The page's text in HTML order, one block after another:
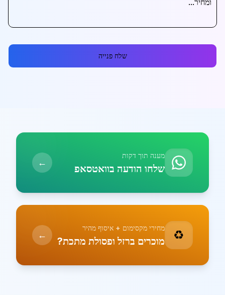
שלח פנייה
מענה תוך דקות
שלחו הודעה בוואטסאפ ←
♻️ מחירי מקסימום + איסוף מהיר
מוכרים ברזל ופסולת מתכת? ←